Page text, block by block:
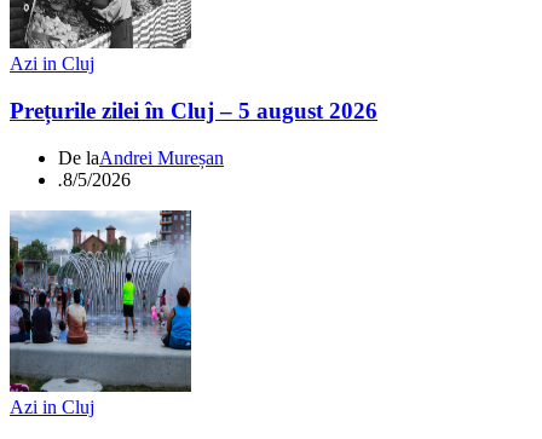
Azi in Cluj
Prețurile zilei în Cluj – 5 august 2026
De laAndrei Mureșan
.8/5/2026
Azi in Cluj